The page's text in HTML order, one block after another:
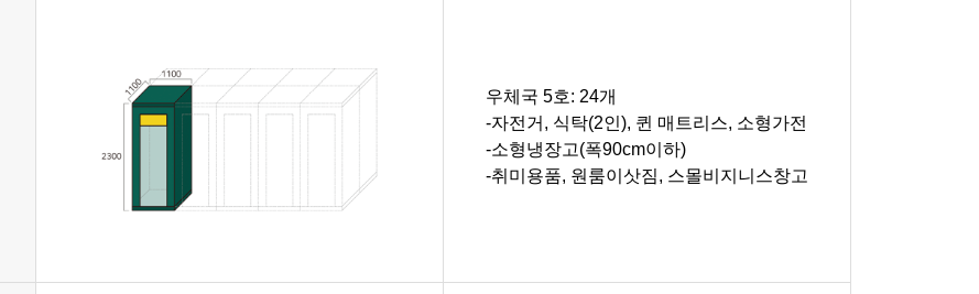
우체국 5호: 24개
-자전거, 식탁(2인), 퀸 매트리스, 소형가전
-소형냉장고(폭90cm이하)
-취미용품, 원룸이삿짐, 스몰비지니스창고